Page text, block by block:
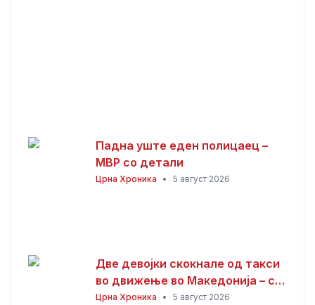
Падна уште еден полицаец –
МВР со детали
Црна Хроника • 5 август 2026
Две девојки скокнале од такси
во движење во Македонија – се
утврдува што точно се случило!
Црна Хроника • 5 август 2026